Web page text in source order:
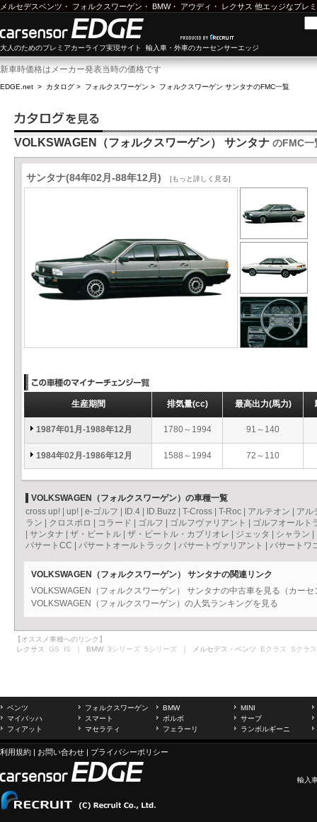
メルセデスベンツ ・ フォルクスワーゲン ・ BMW・ アウディ ・ レクサス 他エッジなプレ
大人のためのプレミアカーライフ実現サイト 輸入車・外車のカーセンサーエッジ
新車時価格はメーカー発表当時の価格です
EDGE.net > カタログ > フォルクスワーゲン > フォルクスワーゲン サンタナのFMC一覧
VOLKSWAGEN（フォルクスワーゲン） サンタナ のFMC一
サンタナ(84年02月-88年12月) [もっと詳しく見る]
生産期間 排気量(cc) 最高出力(馬力)
1987年01月-1988年12月 1780～1994 91～140
1984年02月-1986年12月 1588～1994 72～110
VOLKSWAGEN（フォルクスワーゲン）の車種一覧
cross up!
up! e-ゴルフ ID.4 ID.Buzz T-Cross T-Roc アルテオン
アル
ラン
クロスポロ コラード ゴルフ ゴルフヴァリアント
ゴルフオールト
サンタナ ザ・ビートル ザ・ビートル・カブリオレ ジェッタ シャラン
パサートCC
パサートオールトラック パサートヴァリアント パサートワ
VOLKSWAGEN（フォルクスワーゲン） サンタナの関連リンク
VOLKSWAGEN（フォルクスワーゲン） サンタナの中古車を見る（カーセ
VOLKSWAGEN（フォルクスワーゲン）の人気ランキングを見る
【オススメ車種へのリンク】
レクサス GS IS ｜ BMW 3シリーズ 5シリーズ ｜ メルセデス・ベンツ Eクラス Sクラス
ベンツ フォルクスワーゲン BMW
MINI
マイバッハ
スマート ボルボ
サーブ
フィアット
マセラティ フェラーリ ランボルギーニ
利用規約 | お問い合わせ | プライバシーポリシー
輸入